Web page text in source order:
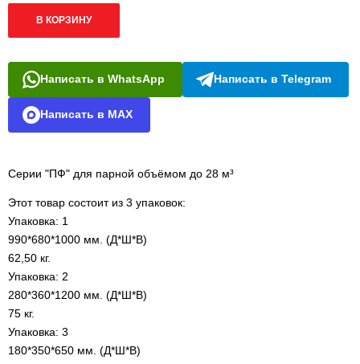
В КОРЗИНУ
Написать в WhatsApp Написать в Telegram
Написать в MAX
Серии "ПФ" для парной объёмом до 28 м³
Этот товар состоит из 3 упаковок:
Упаковка: 1
990*680*1000 мм. (Д*Ш*В)
62,50 кг.
Упаковка: 2
280*360*1200 мм. (Д*Ш*В)
75 кг.
Упаковка: 3
180*350*650 мм. (Д*Ш*В)